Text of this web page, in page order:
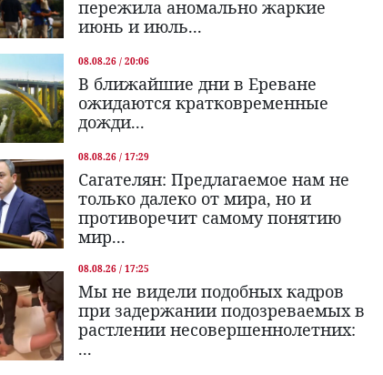
пережила аномально жаркие
июнь и июль...
08.08.26 / 20:06
В ближайшие дни в Ереване
ожидаются кратковременные
дожди...
08.08.26 / 17:29
Сагателян: Предлагаемое нам не
только далеко от мира, но и
противоречит самому понятию
мир...
08.08.26 / 17:25
Мы не видели подобных кадров
при задержании подозреваемых в
растлении несовершеннолетних:
...